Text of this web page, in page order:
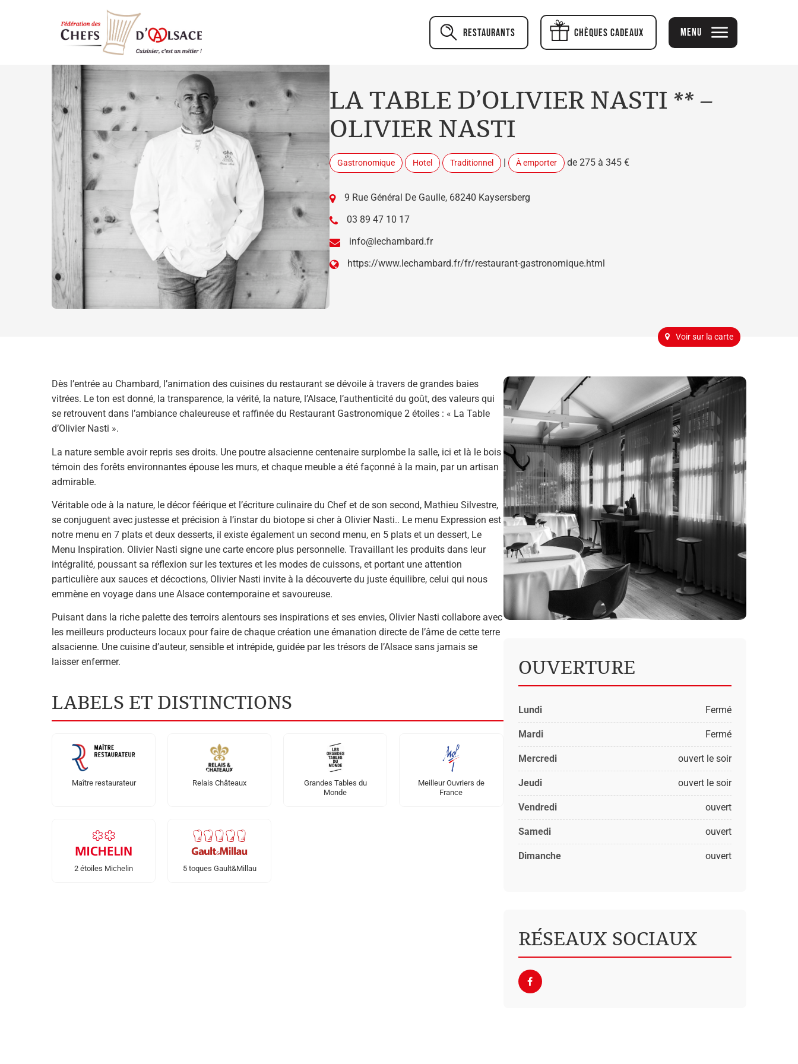
Restaurants Chèques cadeaux Menu
LA TABLE D’OLIVIER NASTI ** –
OLIVIER NASTI
Gastronomique Hotel Traditionnel | À emporter de 275 à 345 €
9 Rue Général De Gaulle, 68240 Kaysersberg
03 89 47 10 17
info@lechambard.fr
https://www.lechambard.fr/fr/restaurant-gastronomique.html
Voir sur la carte
Dès l’entrée au Chambard, l’animation des cuisines du restaurant se dévoile à travers de grandes baies
vitrées. Le ton est donné, la transparence, la vérité, la nature, l’Alsace, l’authenticité du goût, des valeurs qui
se retrouvent dans l’ambiance chaleureuse et raffinée du Restaurant Gastronomique 2 étoiles : « La Table
d’Olivier Nasti ».
La nature semble avoir repris ses droits. Une poutre alsacienne centenaire surplombe la salle, ici et là le bois
témoin des forêts environnantes épouse les murs, et chaque meuble a été façonné à la main, par un artisan
admirable.
Véritable ode à la nature, le décor féérique et l’écriture culinaire du Chef et de son second, Mathieu Silvestre,
se conjuguent avec justesse et précision à l’instar du biotope si cher à Olivier Nasti.. Le menu Expression est
notre menu en 7 plats et deux desserts, il existe également un second menu, en 5 plats et un dessert, Le
Menu Inspiration. Olivier Nasti signe une carte encore plus personnelle. Travaillant les produits dans leur
intégralité, poussant sa réflexion sur les textures et les modes de cuissons, et portant une attention
particulière aux sauces et décoctions, Olivier Nasti invite à la découverte du juste équilibre, celui qui nous
emmène en voyage dans une Alsace contemporaine et savoureuse.
Puisant dans la riche palette des terroirs alentours ses inspirations et ses envies, Olivier Nasti collabore avec
les meilleurs producteurs locaux pour faire de chaque création une émanation directe de l’âme de cette terre
alsacienne. Une cuisine d’auteur, sensible et intrépide, guidée par les trésors de l’Alsace sans jamais se
laisser enfermer.
LABELS ET DISTINCTIONS
Maître restaurateur Relais Châteaux
Grandes Tables du
Monde
Meilleur Ouvriers de
France
2 étoiles Michelin 5 toques Gault&Millau
OUVERTURE
Lundi Fermé
Mardi Fermé
Mercredi ouvert le soir
Jeudi ouvert le soir
Vendredi ouvert
Samedi ouvert
Dimanche ouvert
RÉSEAUX SOCIAUX